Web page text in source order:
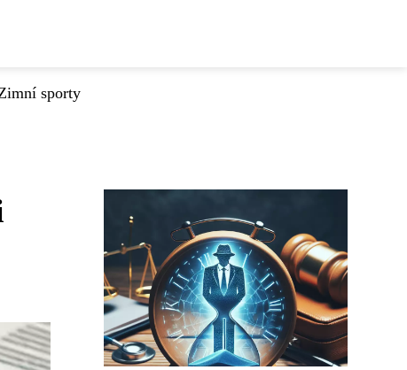
sporty